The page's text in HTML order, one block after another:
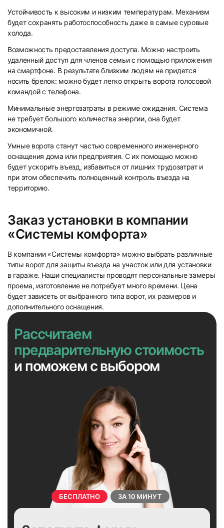
Устойчивость к высоким и низким температурам. Механизм
будет сохранять работоспособность даже в самые суровые
холода.
Возможность предоставления доступа. Можно настроить
удаленный доступ для членов семьи с помощью приложения
на смартфоне. В результате близким людям не придется
носить брелок: можно будет легко открыть ворота голосовой
командой с телефона.
Минимальные энергозатраты в режиме ожидания. Система
не требует большого количества энергии, она будет
экономичной.
Умные ворота станут частью современного инженерного
оснащения дома или предприятия. С их помощью можно
будет ускорить въезд, избавиться от лишних трудозатрат и
при этом обеспечить полноценный контроль въезда на
территорию.
Заказ установки в компании
«Системы комфорта»
В компании «Системы комфорта» можно выбрать различные
типы ворот для защиты въезда на участок или для установки
в гараже. Наши специалисты проводят персональные замеры
проема, изготовление не потребует много времени. Цена
будет зависеть от выбранного типа ворот, их размеров и
дополнительного оснащения.
БЕСПЛАТНО ЗА 10 МИНУТ
Рассчитаем
предварительную стоимость
и поможем с выбором